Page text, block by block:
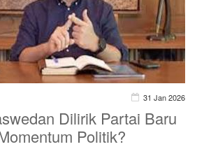
31 Jan 2026
Dilirik Partai Baru
Politik?